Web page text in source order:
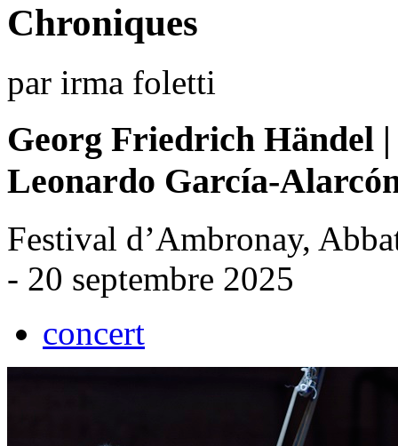
Chroniques
par irma foletti
Georg Friedrich Händel
Leonardo García-
Festival d’Ambronay,
- 20 septembre 2025
concert